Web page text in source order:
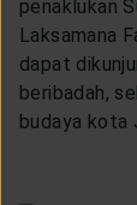
penaklukan
Laksamana
dapat
beribadah,
budaya kota